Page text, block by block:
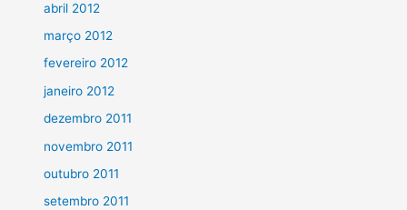
abril 2012
março 2012
fevereiro 2012
janeiro 2012
dezembro 2011
novembro 2011
outubro 2011
setembro 2011